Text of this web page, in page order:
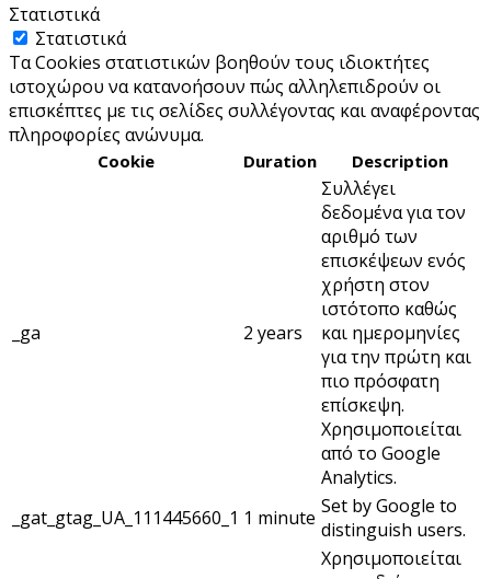
Στατιστικά
Στατιστικά
Τα Cookies στατιστικών βοηθούν τους ιδιοκτήτες
ιστοχώρου να κατανοήσουν πώς αλληλεπιδρούν οι
επισκέπτες με τις σελίδες συλλέγοντας και αναφέροντας
πληροφορίες ανώνυμα.
Cookie Duration Description
_ga 2 years
Συλλέγει
δεδομένα για τον
αριθμό των
επισκέψεων ενός
χρήστη στον
ιστότοπο καθώς
και ημερομηνίες
για την πρώτη και
πιο πρόσφατη
επίσκεψη.
Χρησιμοποιείται
από το Google
Analytics.
_gat_gtag_UA_111445660_1 1 minute Set by Google to
distinguish users.
Χρησιμοποιείται